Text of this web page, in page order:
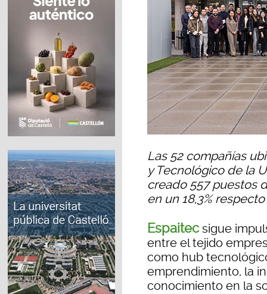
Las 52 compañías
y Tecnológico de la
creado 557 puestos
en un 18,3%
Espaitecsigue
entre el tejido
como hub
emprendimiento, la
conocimiento en la